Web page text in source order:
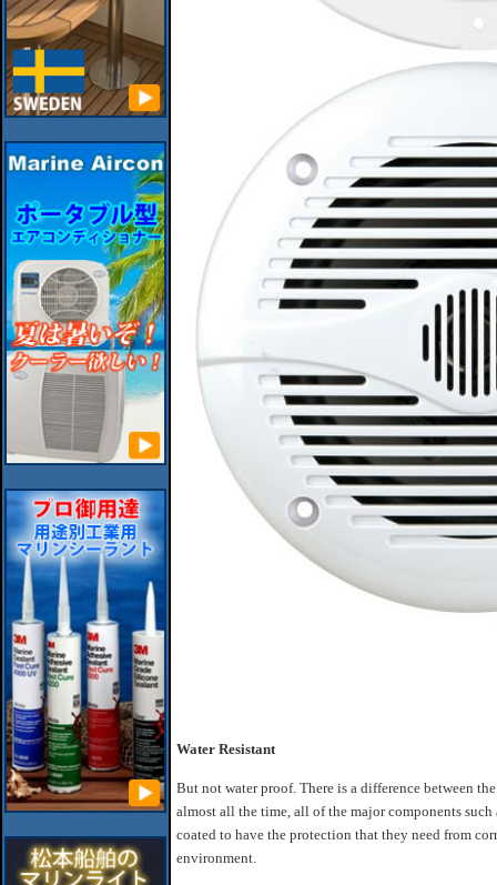
Water Resistant
But not water proof. There is a difference between
almost all the time, all of the major components
coated to have the protection that they need from
environment.